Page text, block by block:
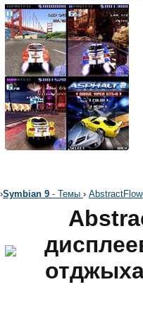
›Symbian 9 - Темы ›